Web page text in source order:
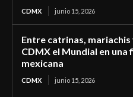
CDMX junio 15, 2026
Entre catrinas,
CDMX el Mundial en
mexicana
CDMX junio 15, 2026